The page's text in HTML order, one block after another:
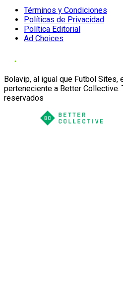
Términos y Condiciones
Políticas de Privacidad
Política Editorial
Ad Choices
Bolavip, al igual que Futbol Sites,
perteneciente a Better Collective.
reservados